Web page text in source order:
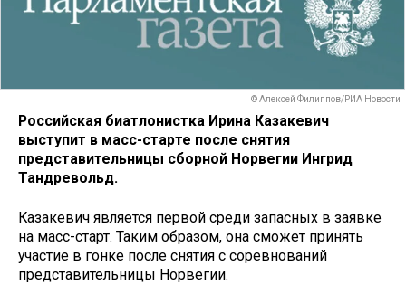
© Алексей Филиппов/РИА Новости
Российская биатлонистка Ирина Казакевич
выступит в масс-старте после снятия
представительницы сборной Норвегии Ингрид
Тандревольд.
Казакевич является первой среди запасных в заявке
на масс-старт. Таким образом, она сможет принять
участие в гонке после снятия с соревнований
представительницы Норвегии.